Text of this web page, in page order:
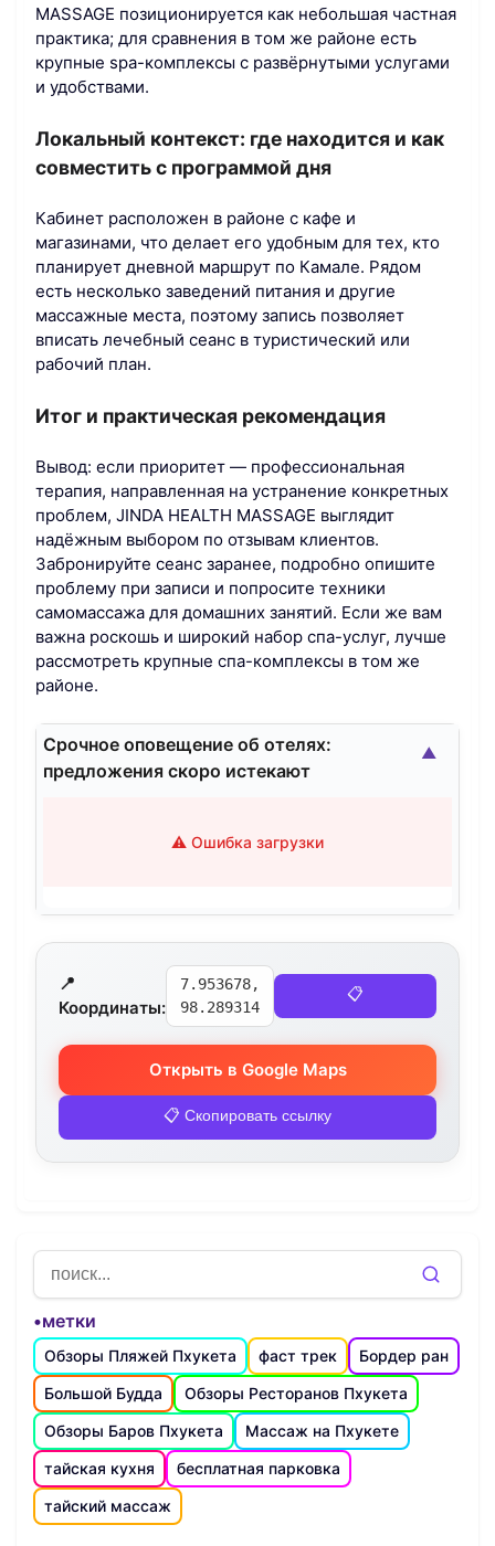
MASSAGE позиционируется как небольшая частная
практика; для сравнения в том же районе есть
крупные spa-комплексы с развёрнутыми услугами
и удобствами.
Локальный контекст: где находится и как
совместить с программой дня
Кабинет расположен в районе с кафе и
магазинами, что делает его удобным для тех, кто
планирует дневной маршрут по Камале. Рядом
есть несколько заведений питания и другие
массажные места, поэтому запись позволяет
вписать лечебный сеанс в туристический или
рабочий план.
Итог и практическая рекомендация
Вывод: если приоритет — профессиональная
терапия, направленная на устранение конкретных
проблем, JINDA HEALTH MASSAGE выглядит
надёжным выбором по отзывам клиентов.
Забронируйте сеанс заранее, подробно опишите
проблему при записи и попросите техники
самомассажа для домашних занятий. Если же вам
важна роскошь и широкий набор спа-услуг, лучше
рассмотреть крупные спа-комплексы в том же
районе.
Срочное оповещение об отелях:
предложения скоро истекают
⚠️ Ошибка загрузки
▲
📍
Координаты:
7.953678,
98.289314
📋
Открыть в Google Maps
📋 Скопировать ссылку
•метки
Обзоры Пляжей Пхукета фаст трек
Бордер ран
Большой Будда
Обзоры Ресторанов Пхукета
Обзоры Баров Пхукета
Массаж на Пхукете
тайская кухня
бесплатная парковка
тайский массаж